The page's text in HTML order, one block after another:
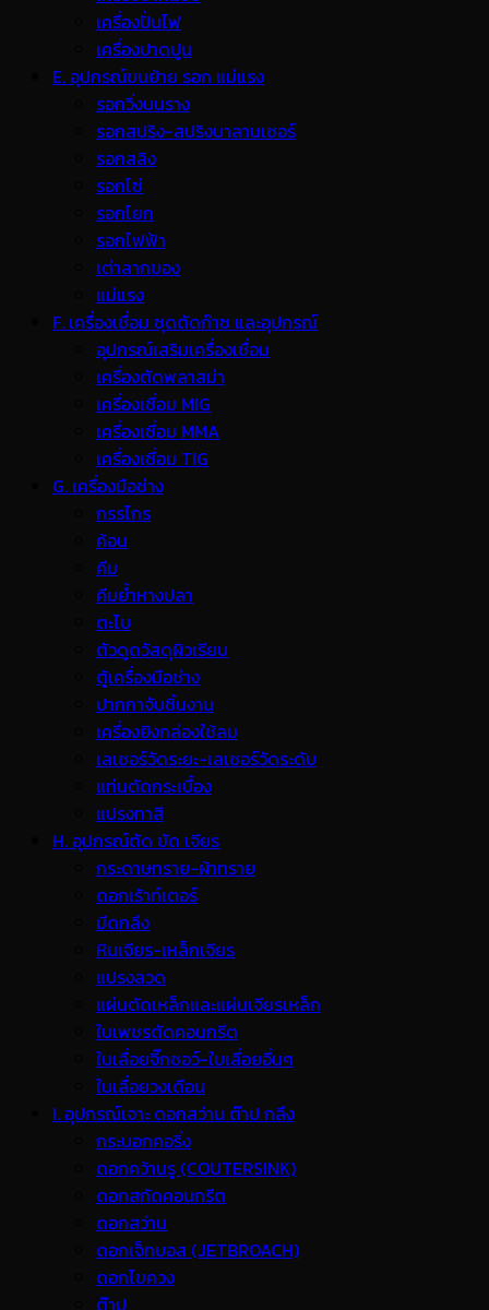
เครื่องปั่นไฟ
เครื่องปาดปูน
E. อุปกรณ์ขนย้าย รอก แม่แรง
รอกวิ่งบนราง
รอกสปริง-สปริงบาลานเซอร์
รอกสลิง
รอกโซ่
รอกโยก
รอกไฟฟ้า
เต่าลากของ
แม่แรง
F. เครื่องเชื่อม ชุดตัดก๊าซ และอุปกรณ์
อุปกรณ์เสริมเครื่องเชื่อม
เครื่องตัดพลาสม่า
เครื่องเชื่อม MIG
เครื่องเชื่อม MMA
เครื่องเชื่อม TIG
G. เครื่องมือช่าง
กรรไกร
ค้อน
คีม
คีมย้ำหางปลา
ตะไบ
ตัวดูดวัสดุผิวเรียบ
ตู้เครื่องมือช่าง
ปากกาจับชิ้นงาน
เครื่องยิงกล่องใช้ลม
เลเซอร์วัดระยะ-เลเซอร์วัดระดับ
แท่นตัดกระเบื้อง
แปรงทาสี
H. อุปกรณ์ตัด ขัด เจียร
กระดาษทราย-ผ้าทราย
ดอกเร้าท์เตอร์
มีดกลึง
หินเจียร-เหล็กเจียร
แปรงลวด
แผ่นตัดเหล็กและแผ่นเจียรเหล็ก
ใบเพชรตัดคอนกรีต
ใบเลื่อยจิ๊กซอว์-ใบเลื่อยอื่นๆ
ใบเลื่อยวงเดือน
I. อุปกรณ์เจาะ ดอกสว่าน ต๊าป กลึง
กระบอกคอริ่ง
ดอกคว้านรู (COUTERSINK)
ดอกสกัดคอนกรีต
ดอกสว่าน
ดอกเจ็ทบอส (JETBROACH)
ดอกไขควง
ต๊าป